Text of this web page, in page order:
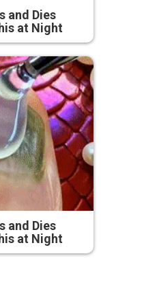
and Dies
at Night
and Dies
at Night